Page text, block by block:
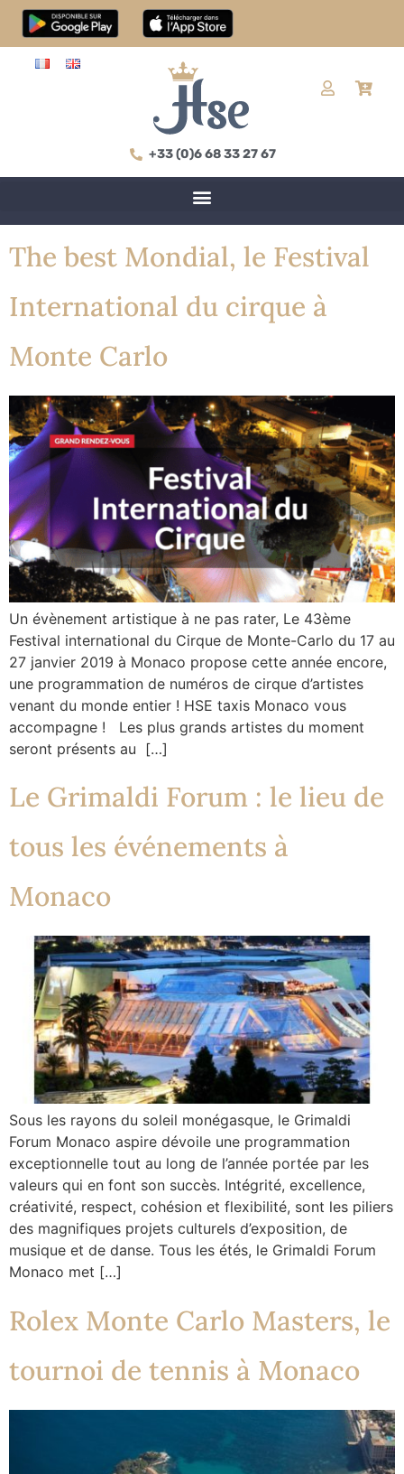
+33 (0)6 68 33 27 67
The best Mondial, le Festival
International du cirque à
Monte Carlo
Un évènement artistique à ne pas rater, Le 43ème
Festival international du Cirque de Monte-Carlo du 17 au
27 janvier 2019 à Monaco propose cette année encore,
une programmation de numéros de cirque d’artistes
venant du monde entier ! HSE taxis Monaco vous
accompagne ! Les plus grands artistes du moment
seront présents au […]
Le Grimaldi Forum : le lieu de
tous les événements à
Monaco
Sous les rayons du soleil monégasque, le Grimaldi
Forum Monaco aspire dévoile une programmation
exceptionnelle tout au long de l’année portée par les
valeurs qui en font son succès. Intégrité, excellence,
créativité, respect, cohésion et flexibilité, sont les piliers
des magnifiques projets culturels d’exposition, de
musique et de danse. Tous les étés, le Grimaldi Forum
Monaco met […]
Rolex Monte Carlo Masters, le
tournoi de tennis à Monaco